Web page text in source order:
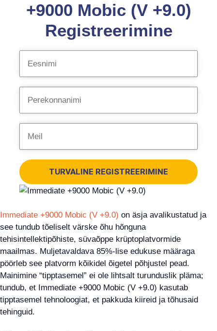
+9000 Mobic (V +9.0)
Registreerimine
TURVALINE REGISTREERIMINE
Immediate +9000 Mobic (V +9.0) on äsja avalikustatud ja
see tundub tõeliselt värske õhu hõnguna
tehisintellektipõhiste, süvaõppe krüptoplatvormide
maailmas. Muljetavaldava 85%-lise edukuse määraga
pöörleb see platvorm kõikidel õigetel põhjustel pead.
Mainimine “tipptasemel” ei ole lihtsalt turunduslik pläma;
tundub, et Immediate +9000 Mobic (V +9.0) kasutab
tipptasemel tehnoloogiat, et pakkuda kiireid ja tõhusaid
tehinguid.